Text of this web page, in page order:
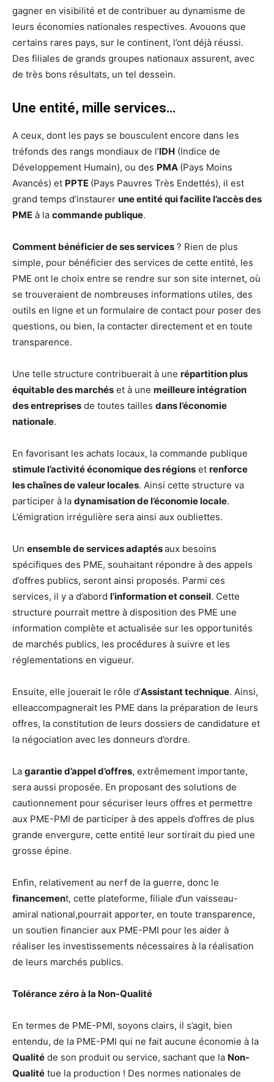
gagner en visibilité et de contribuer au dynamisme de
leurs économies nationales respectives. Avouons que
certains rares pays, sur le continent, l’ont déjà réussi.
Des filiales de grands groupes nationaux assurent, avec
de très bons résultats, un tel dessein.
Une entité, mille services…
A ceux, dont les pays se bousculent encore dans les
tréfonds des rangs mondiaux de l’IDH (Indice de
Développement Humain), ou des PMA (Pays Moins
Avancés) et PPTE (Pays Pauvres Très Endettés), il est
grand temps d’instaurer une entité qui facilite l’accès des
PME à la commande publique.
Comment bénéficier de ses services ? Rien de plus
simple, pour bénéficier des services de cette entité, les
PME ont le choix entre se rendre sur son site internet, où
se trouveraient de nombreuses informations utiles, des
outils en ligne et un formulaire de contact pour poser des
questions, ou bien, la contacter directement et en toute
transparence.
Une telle structure contribuerait à une répartition plus
équitable des marchés et à une meilleure intégration
des entreprises de toutes tailles dans l’économie
nationale.
En favorisant les achats locaux, la commande publique
stimule l’activité économique des régions et renforce
les chaînes de valeur locales. Ainsi cette structure va
participer à la dynamisation de l’économie locale.
L’émigration irrégulière sera ainsi aux oubliettes.
Un ensemble de services adaptésaux besoins
spécifiques des PME, souhaitant répondre à des appels
d’offres publics, seront ainsi proposés. Parmi ces
services, il y a d’abord l’information et conseil. Cette
structure pourrait mettre à disposition des PME une
information complète et actualisée sur les opportunités
de marchés publics, les procédures à suivre et les
réglementations en vigueur.
Ensuite, elle jouerait le rôle d’Assistant technique. Ainsi,
elleaccompagnerait les PME dans la préparation de leurs
offres, la constitution de leurs dossiers de candidature et
la négociation avec les donneurs d’ordre.
La garantie d’appel d’offres, extrêmement importante,
sera aussi proposée. En proposant des solutions de
cautionnement pour sécuriser leurs offres et permettre
aux PME-PMI de participer à des appels d’offres de plus
grande envergure, cette entité leur sortirait du pied une
grosse épine.
Enfin, relativement au nerf de la guerre, donc le
financement, cette plateforme, filiale d’un vaisseau-
amiral national,pourrait apporter, en toute transparence,
un soutien financier aux PME-PMI pour les aider à
réaliser les investissements nécessaires à la réalisation
de leurs marchés publics.
Tolérance zéro à la Non-Qualité
En termes de PME-PMI, soyons clairs, il s’agit, bien
entendu, de la PME-PMI qui ne fait aucune économie à la
Qualité de son produit ou service, sachant que la Non-
Qualité tue la production ! Des normes nationales de